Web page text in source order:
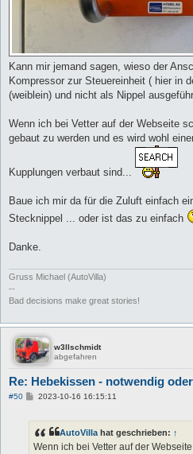
Kann mir jemand sagen, wieso der
Kompressor zur Steuereinheit ( hier in
(weiblein) und nicht als Nippel
Wenn ich bei Vetter auf der Webseite
gebaut zu werden und es wird wohl
Kupplungen verbaut sind...
Baue ich mir da für die Zuluft einfach
Stecknippel ... oder ist das zu einfach
Danke.
Gruss Michael (AutoVilla)
--
Bad decisions make great stories!
w3llschmidt
abgefahren
Re: Hebekissen - notwendig
#50
B
r
a
2023-10-16 16:15:11
AutoVilla hat geschrieben: ↑
Wenn ich bei Vetter auf der